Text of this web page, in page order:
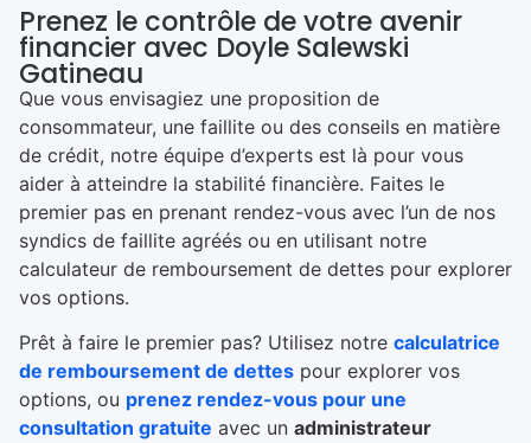
Prenez le contrôle de votre avenir
financier avec Doyle Salewski
Gatineau
Que vous envisagiez une proposition de
consommateur, une faillite ou des conseils en matière
de crédit, notre équipe d’experts est là pour vous
aider à atteindre la stabilité financière. Faites le
premier pas en prenant rendez-vous avec l’un de nos
syndics de faillite agréés ou en utilisant notre
calculateur de remboursement de dettes pour explorer
vos options.
Prêt à faire le premier pas? Utilisez notre calculatrice
de remboursement de dettes pour explorer vos
options, ou prenez rendez-vous pour une
consultation gratuite avec un administrateur